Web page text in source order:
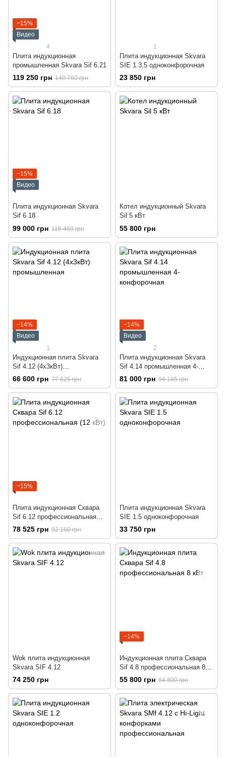
−15%
Видео
4
Плита индукционная
промышленная Skvara Sif 6.21
119 250 грн 140 760 грн
1
Плита индукционная Skvara
SIЕ 1.3,5 одноконфорочная
23 850 грн
−15%
Видео
Плита индукционная Skvara
Sif 6.18
99 000 грн 116 460 грн
Котел индукционный Skvara
Sil 5 кВт
55 800 грн
−14%
Видео
1
Индукционная плита Skvara
Sif 4.12 (4х3кВт)
промышленная
66 600 грн 77 625 грн
−14%
Видео
2
Плита индукционная Skvara
Sif 4.14 промышленная 4-
конфорочная
81 000 грн 94 185 грн
−15%
Плита индукционная Сквара
Sif 6.12 профессиональная
(12 кВт)
78 525 грн 92 160 грн
Плита индукционная Skvara
SIЕ 1.5 одноконфорочная
33 750 грн
Wok плита индукционная
Skvara SIF 4.12
74 250 грн
−14%
Индукционная плита Сквара
Sif 4.8 профессиональная 8
кВт
55 800 грн 64 800 грн